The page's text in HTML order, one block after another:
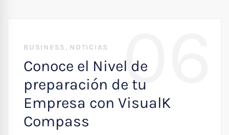
06
BUSINESS , NOTICIAS
Conoce el Nivel de
preparación de tu
Empresa con VisualK
Compass